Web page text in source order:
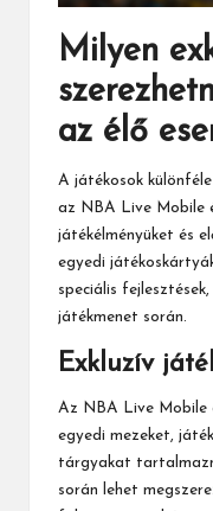
Milyen
az élő
A játékosok
az NBA Live Mobile
játékélményüket és
egyedi
speciális
játékmenet során.
Exkluzív
Az NBA Live Mobile
egyedi mezeket,
tárgyakat
során lehet